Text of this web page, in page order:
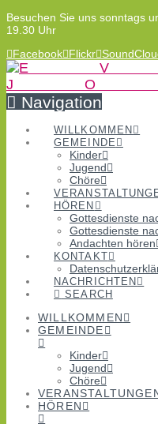
Besuchen Sie uns sonntags
19.30 Uhr
Facebook Flickr
Navigation
WILLKOMMEN
GEMEINDE
Kinder
Jugend
Chöre
HÖREN
Gottesdienste
Gottesdienste
Andachten hören
KONTAKT
NACHRICHTEN
SEARCH
WILLKOMMEN
GEMEINDE
Kinder
Jugend
Chöre
HÖREN